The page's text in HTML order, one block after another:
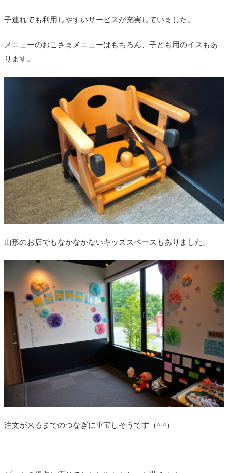
子連れでも利用しやすいサービスが充実していました。
メニューのおこさまメニューはもちろん、子ども用のイスもあ
ります。
山形のお店でもなかなかないキッズスペースもありました。
注文が来るまでのつなぎに重宝しそうです（^-^）